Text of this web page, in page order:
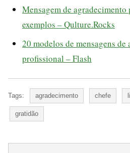
Mensagem de
exemplos – Qulture.Rocks
20 modelos de mensagens de
profissional – Flash
Tags: agradecimento chefe
gratidão